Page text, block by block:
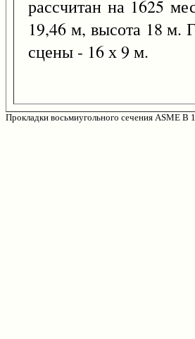
рассчитан на 1625
19,46 м, высота 18 м.
сцены - 16 х 9 м.
Прокладки восьмиугольного сечения ASME B